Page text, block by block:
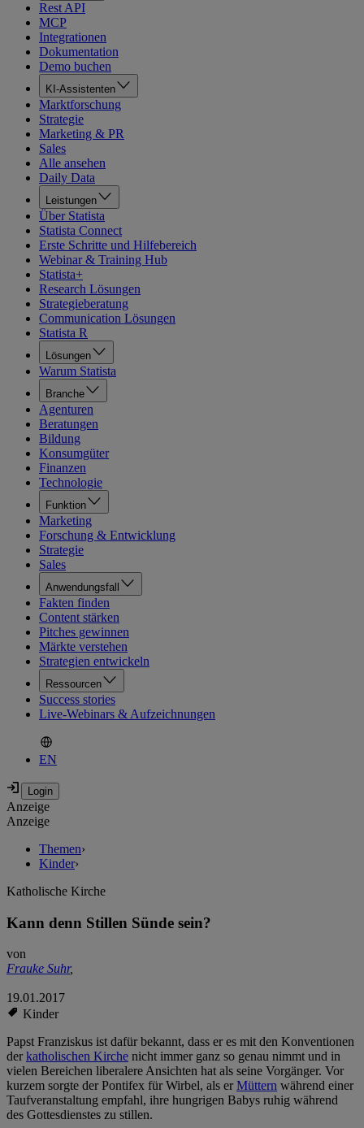
Rest API
MCP
Integrationen
Dokumentation
Demo buchen
KI-Assistenten
Marktforschung
Strategie
Marketing & PR
Sales
Alle ansehen
Daily Data
Leistungen
Über Statista
Statista Connect
Erste Schritte und Hilfebereich
Webinar & Training Hub
Statista+
Research Lösungen
Strategieberatung
Communication Lösungen
Statista R
Lösungen
Warum Statista
Branche
Agenturen
Beratungen
Bildung
Konsumgüter
Finanzen
Technologie
Funktion
Marketing
Forschung & Entwicklung
Strategie
Sales
Anwendungsfall
Fakten finden
Content stärken
Pitches gewinnen
Märkte verstehen
Strategien entwickeln
Ressourcen
Success stories
Live-Webinars & Aufzeichnungen
EN
Anzeige
Anzeige
Themen›
Kinder›
Katholische Kirche
Kann denn Stillen Sünde sein?
von
Frauke Suhr,
19.01.2017
Kinder
Papst Franziskus ist dafür bekannt, dass er es mit den Konventionen
derkatholischen Kirche nicht immer ganz so genau nimmt und in
vielen Bereichen liberalere Ansichten hat als seine Vorgänger. Vor
kurzem sorgte der Pontifex für Wirbel, als erMüttern während einer
Taufveranstaltung empfahl, ihre hungrigen Babys ruhig während
des Gottesdienstes zu stillen.